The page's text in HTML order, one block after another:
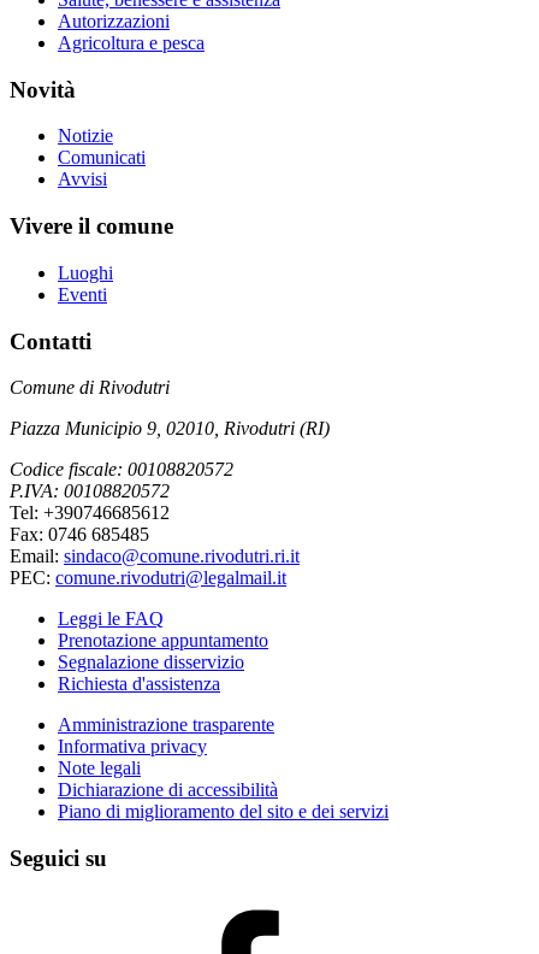
Autorizzazioni
Agricoltura e pesca
Novità
Notizie
Comunicati
Avvisi
Vivere il comune
Luoghi
Eventi
Contatti
Comune di Rivodutri
Piazza Municipio 9, 02010, Rivodutri (RI)
Codice fiscale: 00108820572
P.IVA: 00108820572
Tel: +390746685612
Fax: 0746 685485
Email: sindaco@comune.rivodutri.ri.it
PEC: comune.rivodutri@legalmail.it
Leggi le FAQ
Prenotazione appuntamento
Segnalazione disservizio
Richiesta d'assistenza
Amministrazione trasparente
Informativa privacy
Note legali
Dichiarazione di accessibilità
Piano di miglioramento del sito e dei servizi
Seguici su